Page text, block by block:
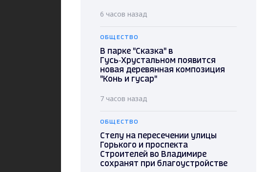
6 часов назад
ОБЩЕСТВО
В парке "Сказка" в
Гусь‑Хрустальном появится
новая деревянная композиция
"Конь и гусар"
7 часов назад
ОБЩЕСТВО
Стелу на пересечении улицы
Горького и проспекта
Строителей во Владимире
сохранят при благоустройстве